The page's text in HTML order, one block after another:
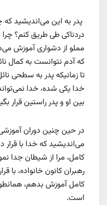
پدر به این می‌اندیشید
دردناکی طی طریق کنم؟
مملو از دشواری آموزش
که آدم نتوانست به کمال
تا زمانیکه پدر به سطحی
خدا یکی شده، خدا
بین او و پدر راستین قرار
در حین چنین دوران
می‌اندیشید که خدا با
کامل، مرا از شیطان جدا
رهبران کانون خانواده، با
کامل آموزش بدهم،
است.